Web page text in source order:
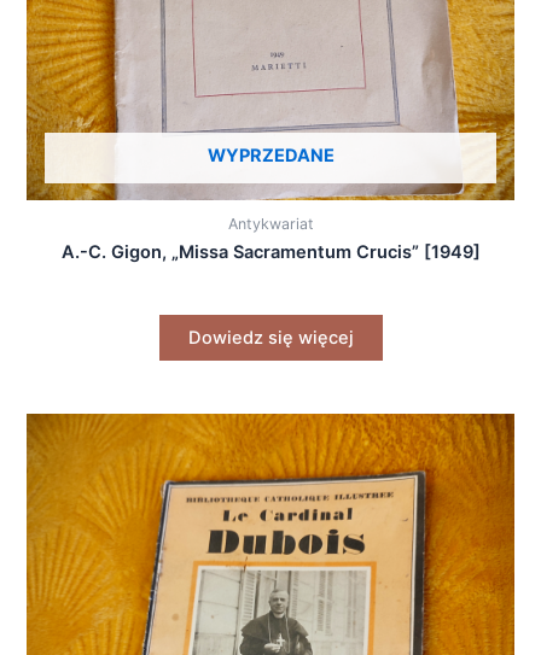
WYPRZEDANE
Antykwariat
A.-C. Gigon, „Missa Sacramentum Crucis” [1949]
Dowiedz się więcej